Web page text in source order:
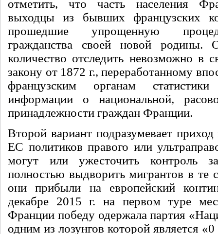
отметить, что часть населения
выходцы из бывших французских
прошедшие упрощенную
гражданства своей новой родины.
количество отследить невозможно в
закону от 1872 г., переработанному
французским органам
информации о национальной,
принадлежности граждан Франции.
Второй вариант подразумевает приход
ЕС политиков правого или
могут или ужесточить контроль
полностью выдворить мигрантов в те
они прибыли на европейский
декабре 2015 г. на первом туре
Франции победу одержала партия
одним из лозунгов которой является